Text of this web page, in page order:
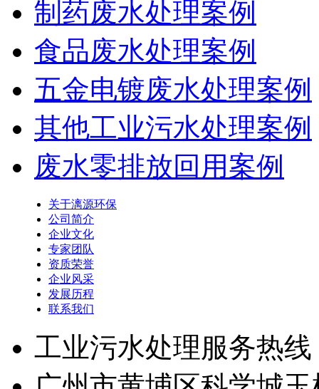
制药废水处理案例
食品废水处理案例
五金电镀废水处理案例
其他工业污水处理案例
废水零排放回用案例
关于漓源环保
公司简介
企业文化
专家团队
资质荣誉
企业风采
发展历程
联系我们
工业污水处理服务热线